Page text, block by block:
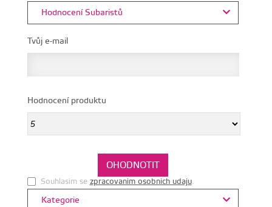
Hodnocení Subaristů
Tvůj e-mail
Hodnocení produktu
Souhlasim se zpracovanim osobnich udaju.
Kategorie